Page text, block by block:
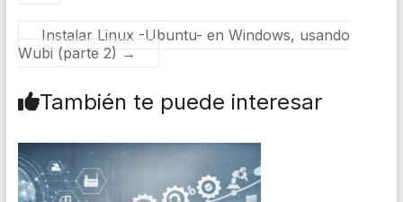
Instalar Linux -Ubuntu- en Windows, usando
Wubi (parte 2) →
También te puede interesar